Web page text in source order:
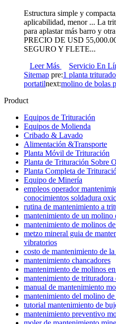
Estructura simple y
aplicabilidad, menor ... La
para aplastar más barro y
PRECIO DE USD
SEGURO Y FLETE...
Leer Más
Servicio En
Sitemap pre:1 planta
portatilnext:molino de bolas
Product
Equipos de Trituración
Equipos de Molienda
Cribado & Lavado
Alimentación &Transporte
Planta Móvil de Trituración
Planta de Trituración Sobre
Planta Completa de
Equipo de Minería
empleos operador
conocimientos soldadura
rutina de mantenimiento a
mantenimiento de un molino
mantenimiento de molinos
metzo mineral guia de
vibratorios
costo de mantenimiento de
mantenimiento chancadores
mantenimiento de molinos
mantenimiento de
manual de mantenimiento
mantenimiento del molino
tutorial mantenimiento de
mantenimiento preventivo